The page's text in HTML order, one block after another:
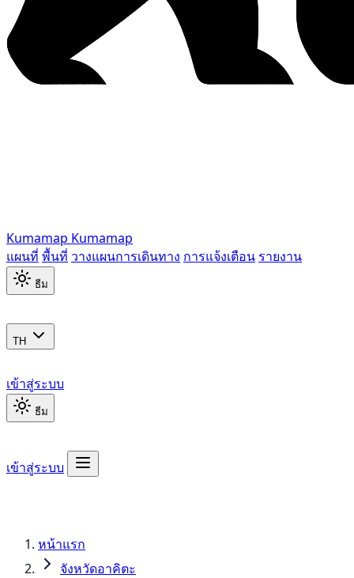
Kumamap Kumamap
แผนที่ พื้นที่ วางแผนการเดินทาง การแจ้งเตือน รายงาน
ธีม
TH
เข้าสู่ระบบ
ธีม
เข้าสู่ระบบ
หน้าแรก
จังหวัดอาคิตะ